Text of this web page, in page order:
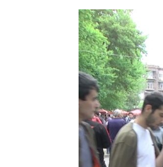
ՄԵԿՆԱԲԱՆՈՒԹՅՈՒՆ
ՁԳՏԵԼՈՎ ԼԱՎԱԳՈՒՅՆԻՆ